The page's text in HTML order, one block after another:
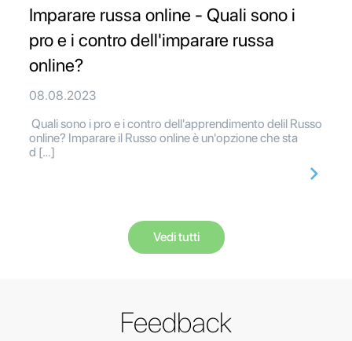
Imparare russa online - Quali sono i
pro e i contro dell'imparare russa
online?
08.08.2023
Quali sono i pro e i contro dell'apprendimento delil Russo
online? Imparare il Russo online è un'opzione che sta
d […]
Vedi tutti
Feedback